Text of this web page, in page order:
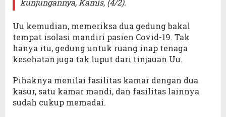
Uu kemudian, memeriksa dua gedung bakal
tempat isolasi mandiri pasien Covid-19. Tak
hanya itu, gedung untuk ruang inap tenaga
kesehatan juga tak luput dari tinjauan Uu.
Pihaknya menilai fasilitas kamar dengan dua
kasur, satu kamar mandi, dan fasilitas lainnya
sudah cukup memadai.